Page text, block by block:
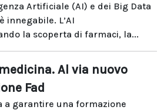
Artificiale (AI) e dei Big Data
innegabile. L’AI
la scoperta di farmaci, la...
Al via nuovo
Fad
a garantire una formazione